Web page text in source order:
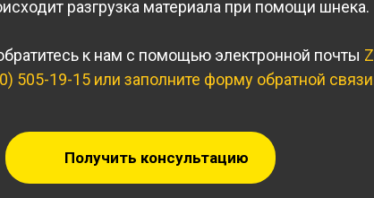
разгрузка материала при помощи шнека.
к нам с помощью электронной почты
505-19-15 или заполните форму обратной
Получить консультацию